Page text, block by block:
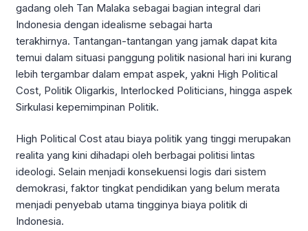
gadang oleh Tan Malaka sebagai bagian integral dari
Indonesia dengan idealisme sebagai harta
terakhirnya. Tantangan-tantangan yang jamak dapat kita
temui dalam situasi panggung politik nasional hari ini kurang
lebih tergambar dalam empat aspek, yakni High Political
Cost, Politik Oligarkis, Interlocked Politicians, hingga aspek
Sirkulasi kepemimpinan Politik.
High Political Cost atau biaya politik yang tinggi merupakan
realita yang kini dihadapi oleh berbagai politisi lintas
ideologi. Selain menjadi konsekuensi logis dari sistem
demokrasi, faktor tingkat pendidikan yang belum merata
menjadi penyebab utama tingginya biaya politik di
Indonesia.